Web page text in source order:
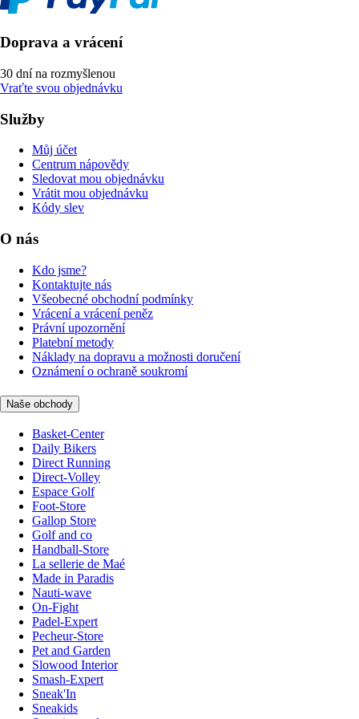
Doprava a vrácení
30 dní na rozmyšlenou
Vraťte svou objednávku
Služby
Můj účet
Centrum nápovědy
Sledovat mou objednávku
Vrátit mou objednávku
Kódy slev
O nás
Kdo jsme?
Kontaktujte nás
Všeobecné obchodní podmínky
Vrácení a vrácení peněz
Právní upozornění
Platební metody
Náklady na dopravu a možnosti doručení
Oznámení o ochraně soukromí
Naše obchody
Basket-Center
Daily Bikers
Direct Running
Direct-Volley
Espace Golf
Foot-Store
Gallop Store
Golf and co
Handball-Store
La sellerie de Maé
Made in Paradis
Nauti-wave
On-Fight
Padel-Expert
Pecheur-Store
Pet and Garden
Slowood Interior
Smash-Expert
Sneak'In
Sneakids